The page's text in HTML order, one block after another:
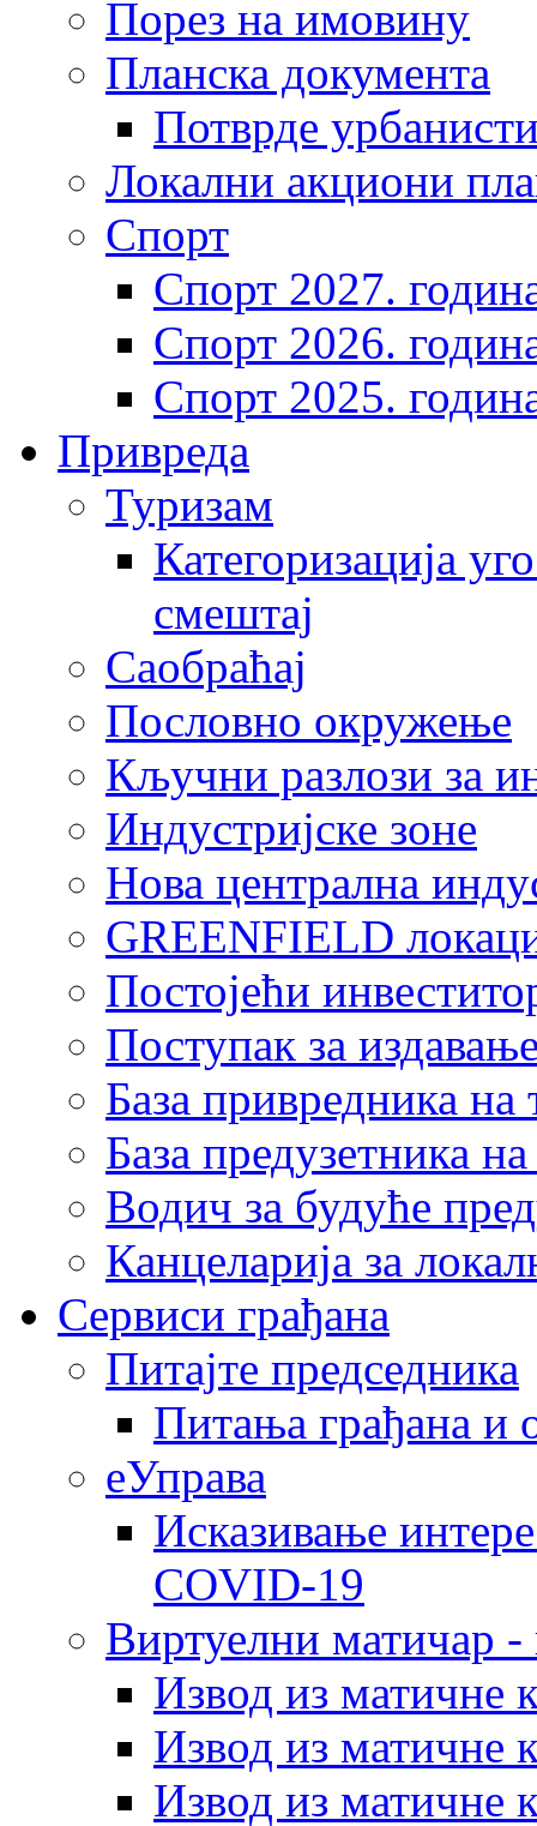
Порез на имовину
Планска документа
Потврде
Локални акциони
Спорт
Спорт 2027.
Спорт 2026.
Спорт 2025.
Привреда
Туризам
Категоризација
смештај
Саобраћај
Пословно окружење
Кључни разлози за
Индустријске зоне
Нова централна
GREENFIELD
Постојећи
Поступак за
База привредника
База предузетника
Водич за будуће
Канцеларија за
Сервиси грађана
Питајте председника
Питања грађана и
еУправа
Исказивање
COVID-19
Виртуелни матичар -
Извод из матичне
Извод из матичне
Извод из матичне